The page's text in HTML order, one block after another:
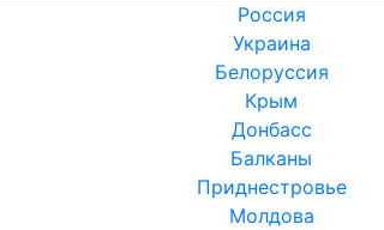
Россия
Украина
Белоруссия
Крым
Донбасс
Балканы
Приднестровье
Молдова